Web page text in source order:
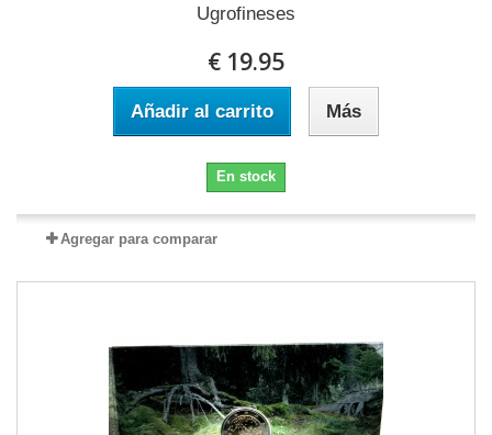
Ugrofineses
€ 19.95
Añadir al carrito Más
En stock
Agregar para comparar